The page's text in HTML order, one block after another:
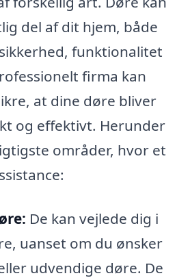
del af dit hjem, både
funktionalitet
firma kan
at dine døre bliver
og effektivt. Herunder
områder, hvor et
De kan vejlede dig i
uanset om du ønsker
udvendige døre. De